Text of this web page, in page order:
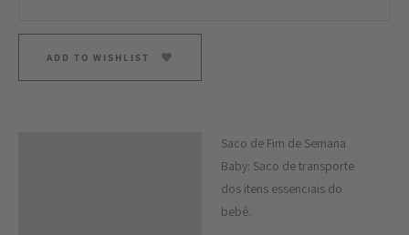
ADD TO WISHLIST
Saco de Fim de Semana
Baby: Saco de transporte
dos itens essenciais do
bebé.